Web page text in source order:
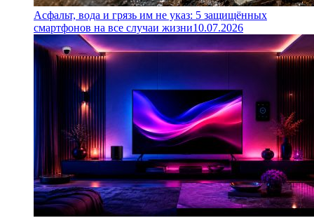
Асфальт, вода и грязь им не указ: 5 защищённых
смартфонов на все случаи жизни10.07.2026